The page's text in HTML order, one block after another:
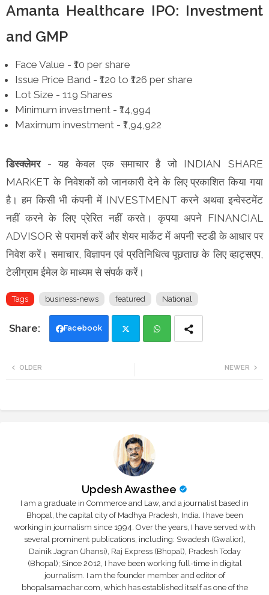
Amanta Healthcare IPO: Investment
and GMP
Face Value - ₹10 per share
Issue Price Band - ₹120 to ₹126 per share
Lot Size - 119 Shares
Minimum investment - ₹14,994
Maximum investment - ₹1,94,922
डिस्क्लेमर - यह केवल एक समाचार है जो INDIAN SHARE
MARKET के निवेशकों को जानकारी देने के लिए प्रकाशित किया गया
है। हम किसी भी कंपनी में INVESTMENT करने अथवा इन्वेस्टमेंट
नहीं करने के लिए प्रेरित नहीं करते। कृपया अपने FINANCIAL
ADVISOR से परामर्श करें और शेयर मार्केट में अपनी स्टडी के आधार पर
निवेश करें। समाचार, विज्ञापन एवं प्रतिनिधित्व पूछताछ के लिए व्हाट्सएप,
टेलीग्राम ईमेल के माध्यम से संपर्क करें।
Tags business-news featured National
Facebook
NEWER
OLDER
Updesh Awasthee
I am a graduate in Commerce and Law, and a journalist based in
Bhopal, the capital city of Madhya Pradesh, India. I have been
working in journalism since 1994. Over the years, I have served with
several prominent publications, including: Swadesh (Gwalior),
Dainik Jagran (Jhansi), Raj Express (Bhopal), Pradesh Today
(Bhopal); Since 2012, I have been working full-time in digital
journalism. I am the founder member and editor of
bhopalsamachar.com, which has established itself as one of the